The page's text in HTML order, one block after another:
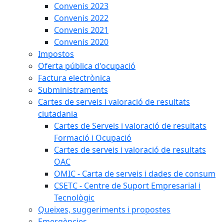
Convenis 2023
Convenis 2022
Convenis 2021
Convenis 2020
Impostos
Oferta pública d'ocupació
Factura electrònica
Subministraments
Cartes de serveis i valoració de resultats
ciutadania
Cartes de Serveis i valoració de resultats
Formació i Ocupació
Cartes de serveis i valoració de resultats
OAC
OMIC - Carta de serveis i dades de consum
CSETC - Centre de Suport Empresarial i
Tecnològic
Queixes, suggeriments i propostes